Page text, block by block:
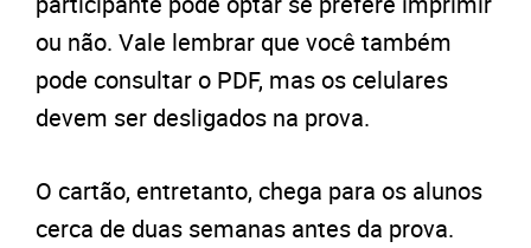
ou não. Vale lembrar que você também
pode consultar o PDF, mas os celulares
devem ser desligados na prova.
O cartão, entretanto, chega para os alunos
cerca de duas semanas antes da prova.